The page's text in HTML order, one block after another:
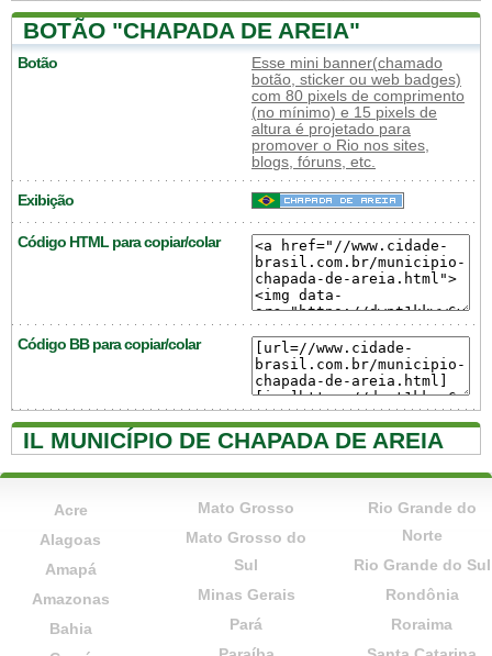
BOTÃO "CHAPADA DE AREIA"
Botão
Esse mini banner(chamado
botão, sticker ou web badges)
com 80 pixels de comprimento
(no mínimo) e 15 pixels de
altura é projetado para
promover o Rio nos sites,
blogs, fóruns, etc.
Exibição
Código HTML para copiar/colar
Código BB para copiar/colar
IL MUNICÍPIO DE CHAPADA DE AREIA
Acre
Alagoas
Amapá
Amazonas
Bahia
Mato Grosso
Mato Grosso do
Sul
Minas Gerais
Pará
Rio Grande do
Norte
Rio Grande do Sul
Rondônia
Roraima